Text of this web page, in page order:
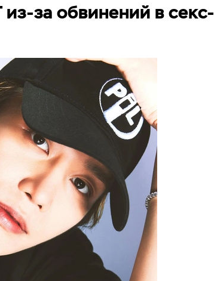
за обвинений в секс-